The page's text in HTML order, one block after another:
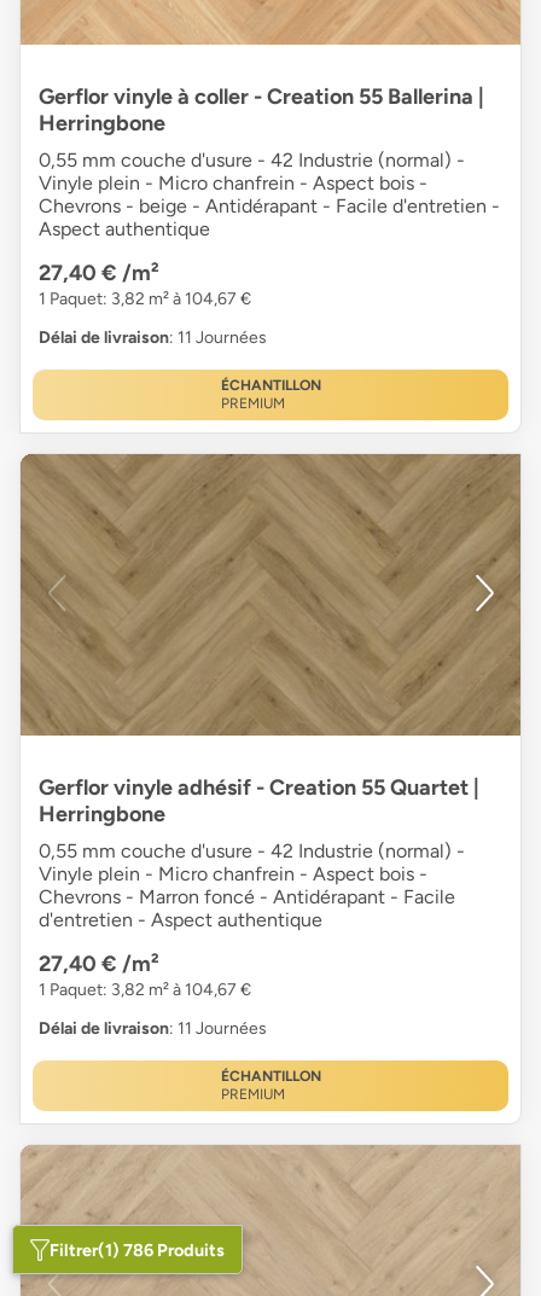
Gerflor vinyle à coller - Creation 55 Ballerina |
Herringbone
0,55 mm couche d'usure - 42 Industrie (normal) -
Vinyle plein - Micro chanfrein - Aspect bois -
Chevrons - beige - Antidérapant - Facile d'entretien -
Aspect authentique
27,40 € /m²
1 Paquet: 3,82 m² à 104,67 €
Délai de livraison: 11 Journées
ÉCHANTILLON
PREMIUM
Gerflor vinyle adhésif - Creation 55 Quartet |
Herringbone
0,55 mm couche d'usure - 42 Industrie (normal) -
Vinyle plein - Micro chanfrein - Aspect bois -
Chevrons - Marron foncé - Antidérapant - Facile
d'entretien - Aspect authentique
27,40 € /m²
1 Paquet: 3,82 m² à 104,67 €
Délai de livraison: 11 Journées
ÉCHANTILLON
PREMIUM
Filtrer(1) 786 Produits